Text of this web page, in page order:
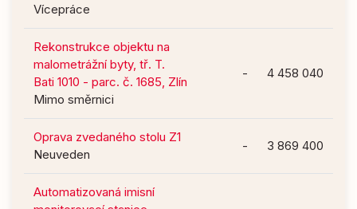
Vícepráce
Rekonstrukce objektu na
malometrážní byty, tř. T.
Bati 1010 - parc. č. 1685, Zlín
Mimo směrnici
- 4 458 040
Oprava zvedaného stolu Z1
Neuveden
- 3 869 400
Automatizovaná imisní